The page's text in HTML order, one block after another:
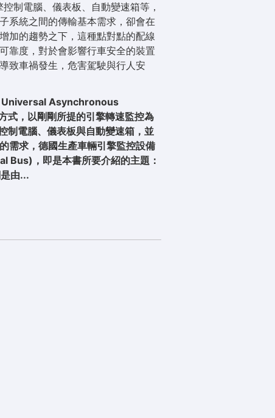
制電腦、儀表板、自動變速箱等，
系統之間的傳輸基本需求，卻會在
加的趨勢之下，這種點對點的配線
靠度，對於會影響行車安全的裝置
致車禍發生，危害駕駛與行人安
Universal Asynchronous
，以剛剛所提的引擎轉速監控為
制電腦、儀表板與自動變速箱，並
需求，德國生產車輛引擎監控設備
Bus)，即是本書所要介紹的主題：
由...